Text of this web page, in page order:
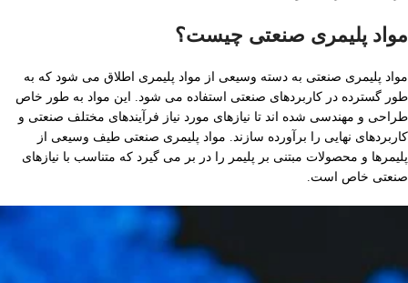
مواد پلیمری صنعتی چیست؟
مواد پلیمری صنعتی به دسته وسیعی از مواد پلیمری اطلاق می شود که به
طور گسترده در کاربردهای صنعتی استفاده می شود. این مواد به طور خاص
طراحی و مهندسی شده اند تا نیازهای مورد نیاز فرآیندهای مختلف صنعتی و
کاربردهای نهایی را برآورده سازند. مواد پلیمری صنعتی طیف وسیعی از
پلیمرها و محصولات مبتنی بر پلیمر را در بر می گیرد که متناسب با نیازهای
صنعتی خاص است.